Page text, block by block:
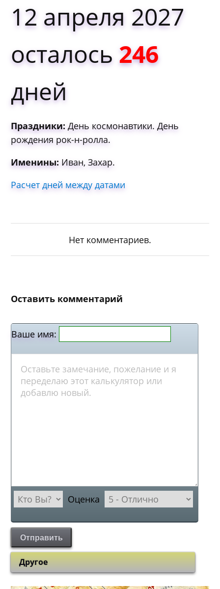
12 апреля 2027
осталось 246
дней
Праздники: День космонавтики. День
рождения рок-н-ролла.
Именины: Иван, Захар.
Расчет дней между датами
Нет комментариев.
Оставить комментарий
Ваше имя:
Оценка
Отправить
Другое